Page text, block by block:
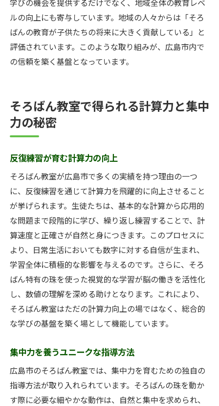
学びの機会を提供するだけでなく、地域全体の教育レベ
ルの向上にも寄与しています。地域の人々からは「そろ
ばんの教育が子供たちの将来に大きく貢献している」と
評価されています。このような取り組みが、広島市内で
の信頼を築く基盤となっています。
そろばん教室で得られる計算力と集中
力の秘密
反復練習が育む計算力の向上
そろばん教室が広島市で多くの実績を持つ理由の一つ
に、反復練習を通じて計算力を飛躍的に向上させること
が挙げられます。生徒たちは、基本的な計算から応用的
な問題まで段階的に学び、繰り返し練習することで、計
算速度と正確さが自然と身につきます。このプロセスに
より、日常生活においても数字に対する自信が生まれ、
学習全体に積極的な影響を与えるのです。さらに、そろ
ばん特有の珠を使った視覚的な学習が脳の働きを活性化
し、数値の理解を深める助けとなります。これにより、
そろばん教室はただの計算力向上の場ではなく、総合的
な学びの基盤を築く場として機能しています。
集中力を養うユニークな指導方法
広島市のそろばん教室では、集中力を育むための独自の
指導方法が取り入れられています。そろばんの珠を動か
す際に必要な細やかな動作は、自然と集中を求められ、